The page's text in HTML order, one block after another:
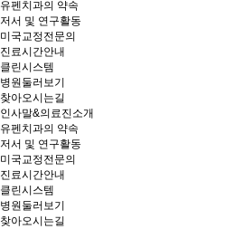
유펜치과의 약속
저서 및 연구활동
미국교정전문의
진료시간안내
클린시스템
병원둘러보기
찾아오시는길
인사말&의료진소개
유펜치과의 약속
저서 및 연구활동
미국교정전문의
진료시간안내
클린시스템
병원둘러보기
찾아오시는길